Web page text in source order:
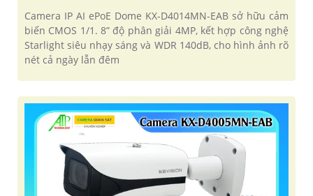
Camera IP AI ePoE Dome KX-D4014MN-EAB sở hữu cảm
biến CMOS 1/1. 8” độ phân giải 4MP, kết hợp công nghệ
Starlight siêu nhạy sáng và WDR 140dB, cho hình ảnh rõ
nét cả ngày lẫn đêm